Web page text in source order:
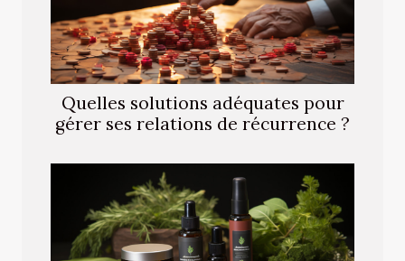
Quelles solutions adéquates pour
gérer ses relations de récurrence ?